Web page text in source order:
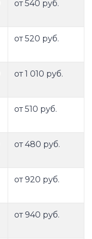
от 540 руб.
от 520 руб.
от 1 010 руб.
от 510 руб.
от 480 руб.
от 920 руб.
от 940 руб.